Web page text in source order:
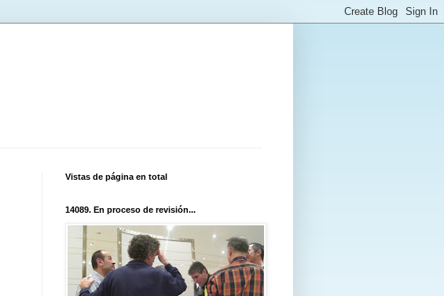
Vistas de página en total
14089. En proceso de revisión...